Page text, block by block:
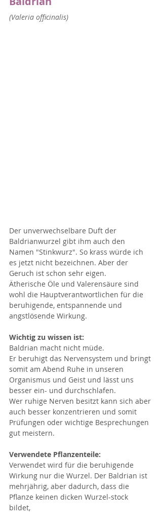
(Valeria officinalis)
Der unverwechselbare Duft der
Baldrianwurzel gibt ihm auch den
Namen "Stinkwurz". So krass würde ich
es jetzt nicht bezeichnen. Aber der
Geruch ist schon sehr eigen.
Ätherische Öle und Valerensäure sind
wohl die Hauptverantwortlichen für die
beruhigende, entspannende und
angstlösende Wirkung.
Wichtig zu wissen ist:
Baldrian macht nicht müde.
Er beruhigt das Nervensystem und bringt
somit am Abend Ruhe in unseren
Organismus und Geist und lässt uns
besser ein- und durchschlafen.
Wer ruhige Nerven besitzt kann sich aber
auch besser konzentrieren und somit
Prüfungen oder wichtige Besprechungen
gut meistern.
Verwendete Pflanzenteile:
Verwendet wird für die beruhigende
Wirkung nur die Wurzel. Der Baldrian ist
mehrjährig, aber dadurch, dass die
Pflanze keinen dicken Wurzel-stock
bildet,